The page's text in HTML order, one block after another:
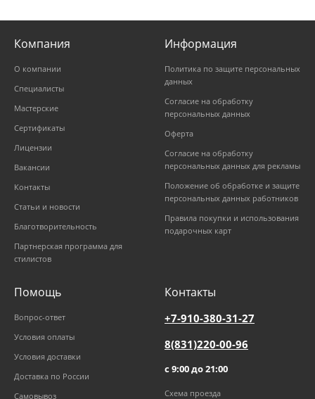
Компания
О компании
Специалисты
Мастерские
Сертификаты
Лицензии
Вакансии
Контакты
Статьи и новости
Благотворительность
Партнерская программа для
стилистов
Информация
Политика по защите персональных
данных
Согласие на обработку
персональных данных
Оферта
Согласие на обработку
персональных данных для рекламы
Положение об обработке и защите
персональных данных работников
Правила покупки и использования
подарочных карт
Помощь
Вопрос-ответ
Условия оплаты
Условия доставки
Доставка по России
Самовывоз
Контакты
+7-910-380-31-27
8(831)220-00-96
с 9:00 до 21:00
Схема проезда